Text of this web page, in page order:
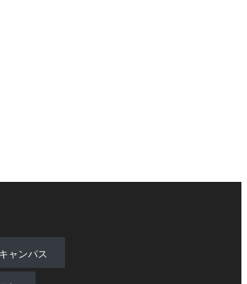
ャンパス